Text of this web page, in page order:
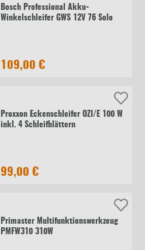
Bosch Professional Akku-
Winkelschleifer GWS 12V 76 Solo
109,00 €
Proxxon Eckenschleifer OZI/E 100 W
inkl. 4 Schleifblättern
99,00 €
Primaster Multifunktionswerkzeug
PMFW310 310W